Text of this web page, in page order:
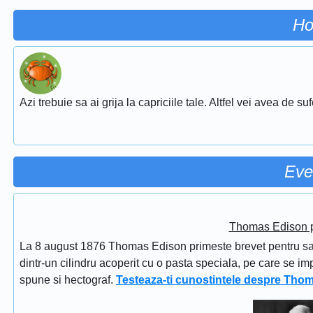
Azi trebuie sa ai grija la capriciile tale. Altfel vei avea de
Thomas Edison
La 8 august 1876 Thomas Edison primeste brevet pentru
dintr-un cilindru acoperit cu o pasta speciala, pe care se
spune si hectograf. Testeaza-ti cunostintele despre